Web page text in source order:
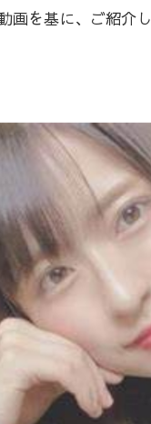
画を基に、ご紹介